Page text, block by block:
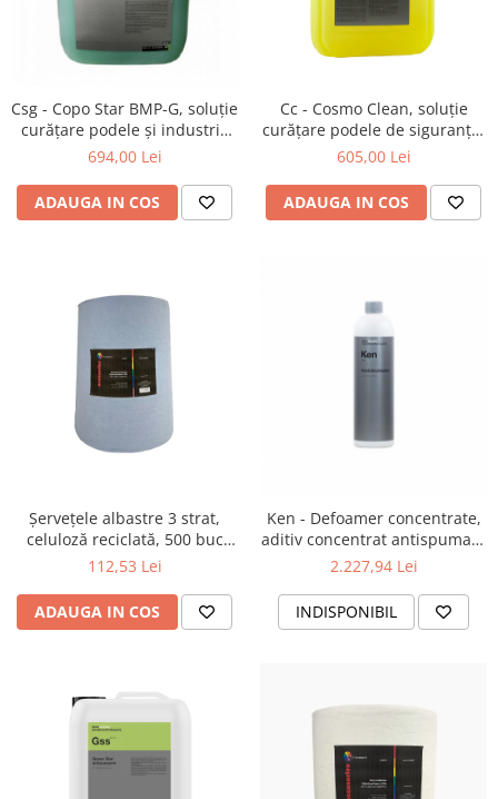
Csg - Copo Star BMP-G, soluție
curățare podele și industrie
cu inhibator de spumă, 21 kg
694,00 Lei
ADAUGA IN COS
Cc - Cosmo Clean, soluție
curățare podele de siguranță,
concentrată, 22 kg
605,00 Lei
ADAUGA IN COS
Șervețele albastre 3 strat,
celuloză reciclată, 500 buc
37,3 x 36 cm
112,53 Lei
ADAUGA IN COS
Ken - Defoamer concentrate,
aditiv concentrat antispumare
10 kg
2.227,94 Lei
INDISPONIBIL